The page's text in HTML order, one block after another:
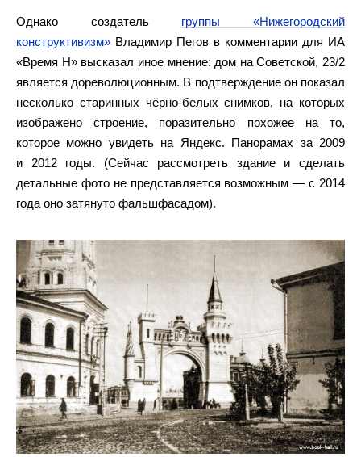
Однако создатель группы «Нижегородский
конструктивизм» Владимир Пегов в комментарии для ИА
«Время Н» высказал иное мнение: дом на Советской, 23/2
является дореволюционным. В подтверждение он показал
несколько старинных чёрно-белых снимков, на которых
изображено строение, поразительно похожее на то,
которое можно увидеть на Яндекс. Панорамах за 2009
и 2012 годы. (Сейчас рассмотреть здание и сделать
детальные фото не представляется возможным — с 2014
года оно затянуто фальшфасадом).